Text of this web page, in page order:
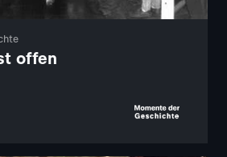
offen